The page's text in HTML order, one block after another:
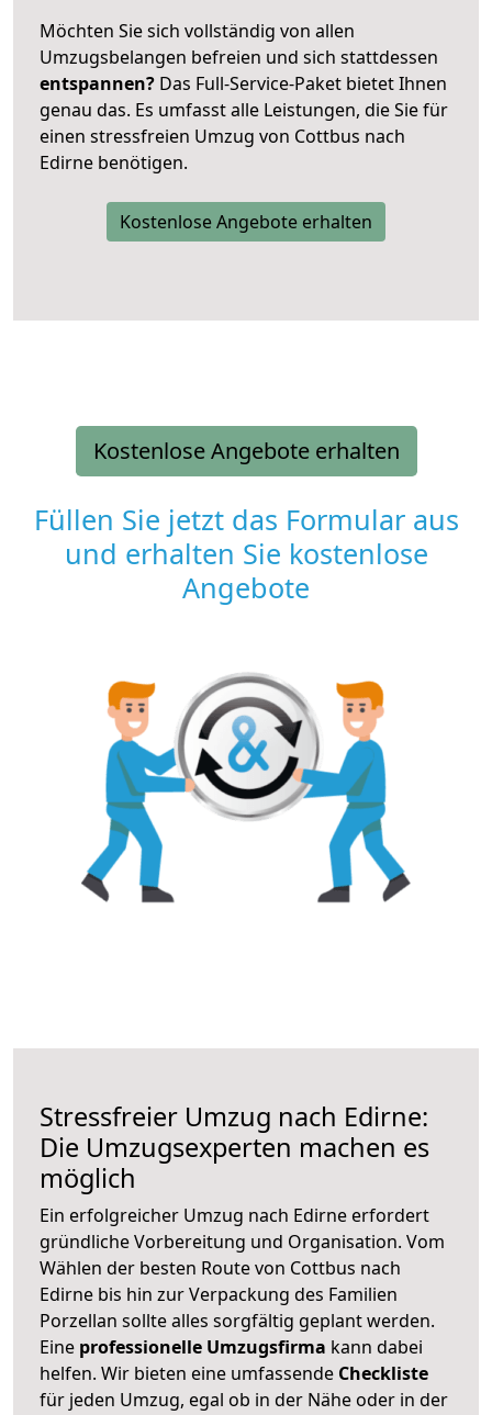
Möchten Sie sich vollständig von allen
Umzugsbelangen befreien und sich stattdessen
entspannen? Das Full-Service-Paket bietet Ihnen
genau das. Es umfasst alle Leistungen, die Sie für
einen stressfreien Umzug von Cottbus nach
Edirne benötigen.
Kostenlose Angebote erhalten
Kostenlose Angebote erhalten
Füllen Sie jetzt das Formular aus
und erhalten Sie kostenlose
Angebote
Stressfreier Umzug nach Edirne:
Die Umzugsexperten machen es
möglich
Ein erfolgreicher Umzug nach Edirne erfordert
gründliche Vorbereitung und Organisation. Vom
Wählen der besten Route von Cottbus nach
Edirne bis hin zur Verpackung des Familien
Porzellan sollte alles sorgfältig geplant werden.
Eine professionelle Umzugsfirma kann dabei
helfen. Wir bieten eine umfassende Checkliste
für jeden Umzug, egal ob in der Nähe oder in der